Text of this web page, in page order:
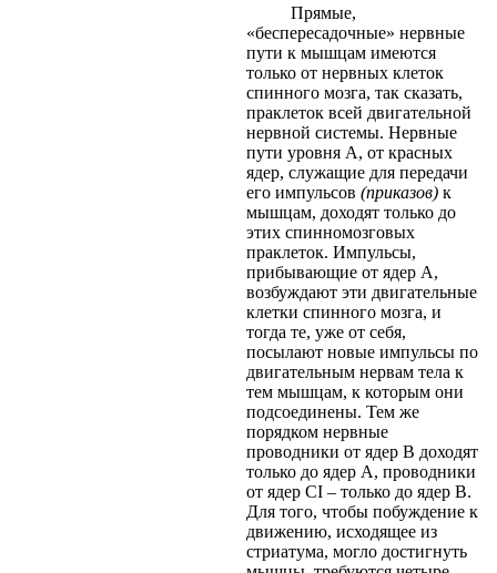
Прямые,
«беспересадочные» нервные
пути к мышцам имеются
только от нервных клеток
спинного мозга, так сказать,
праклеток всей двигательной
нервной системы. Нервные
пути уровня А, от красных
ядер, служащие для передачи
его импульсов (приказов)к
мышцам, доходят только до
этих спинномозговых
праклеток. Импульсы,
прибывающие от ядер А,
возбуждают эти двигательные
клетки спинного мозга, и
тогда те, уже от себя,
посылают новые импульсы по
двигательным нервам тела к
тем мышцам, к которым они
подсоединены. Тем же
порядком нервные
проводники от ядер В доходят
только до ядер А, проводники
от ядер CI – только до ядер В.
Для того, чтобы побуждение к
движению, исходящее из
стриатума, могло достигнуть